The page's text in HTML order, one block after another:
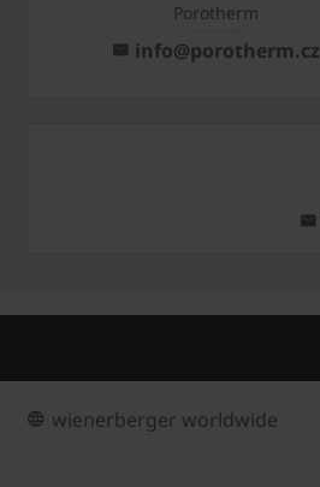
Porotherm
info@porotherm.cz
wienerberger worldwide